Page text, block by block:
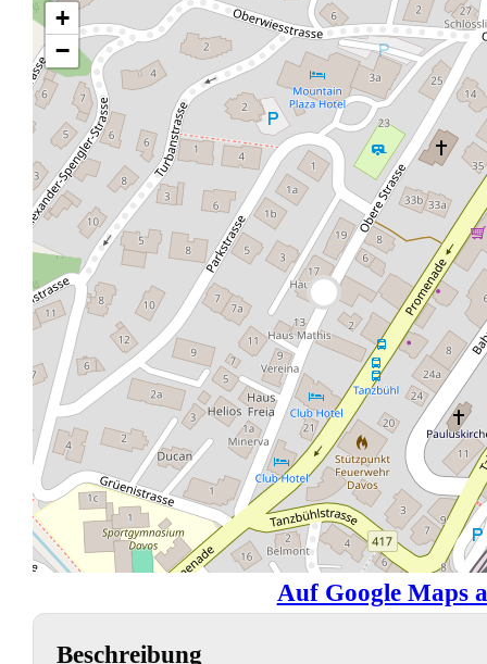
+
−
Auf Google Maps
Beschreibung